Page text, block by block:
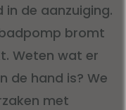
de aanzuiging.
bromt
Weten wat er
de hand is? We
met